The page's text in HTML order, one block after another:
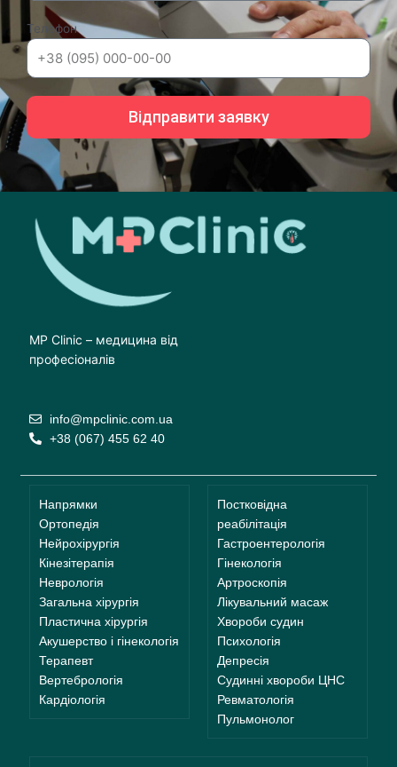
Телефон
Відправити заявку
MP Clinic – медицина від
професіоналів
info@mpclinic.com.ua
+38 (067) 455 62 40
Напрямки
Ортопедія
Нейрохірургія
Кінезітерапія
Неврологія
Загальна хірургія
Пластична хірургія
Акушерство і гінекологія
Терапевт
Вертебрологія
Кардіологія
Постковідна
реабілітація
Гастроентерологія
Гінекологія
Артроскопія
Лікувальний масаж
Хвороби судин
Психологія
Депресія
Судинні хвороби ЦНС
Ревматологія
Пульмонолог